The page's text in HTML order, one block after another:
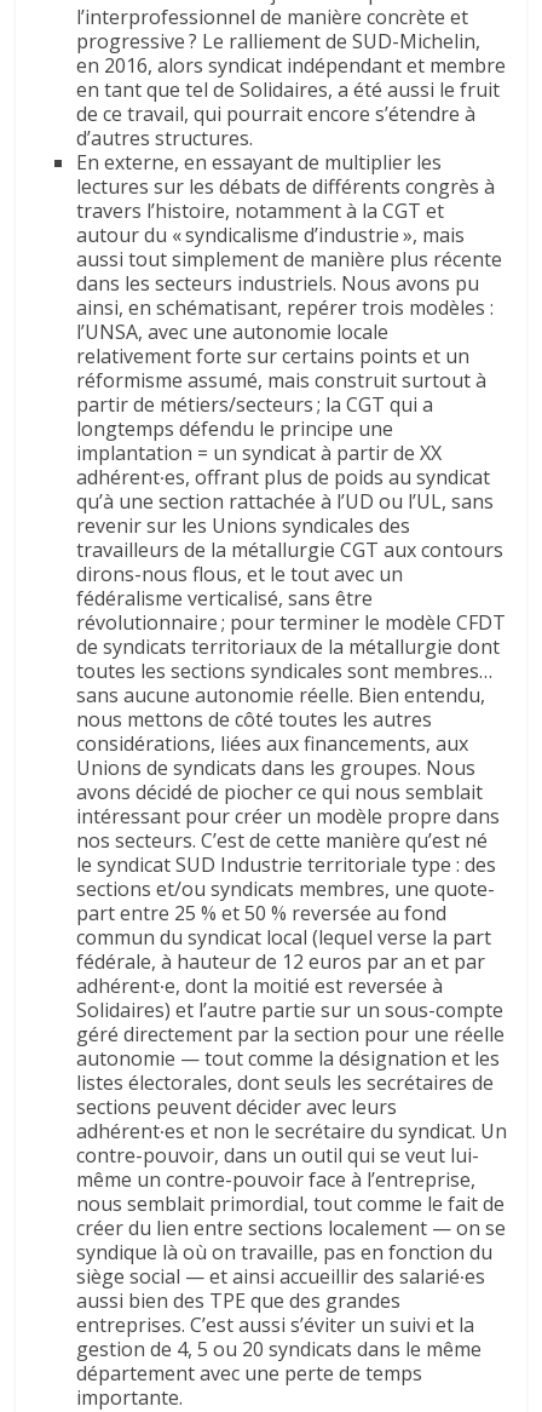
l’interprofessionnel de manière concrète et
progressive ? Le ralliement de SUD-Michelin,
en 2016, alors syndicat indépendant et membre
en tant que tel de Solidaires, a été aussi le fruit
de ce travail, qui pourrait encore s’étendre à
d’autres structures.
En externe, en essayant de multiplier les
lectures sur les débats de différents congrès à
travers l’histoire, notamment à la CGT et
autour du « syndicalisme d’industrie », mais
aussi tout simplement de manière plus récente
dans les secteurs industriels. Nous avons pu
ainsi, en schématisant, repérer trois modèles :
l’UNSA, avec une autonomie locale
relativement forte sur certains points et un
réformisme assumé, mais construit surtout à
partir de métiers/secteurs ; la CGT qui a
longtemps défendu le principe une
implantation = un syndicat à partir de XX
adhérent∙es, offrant plus de poids au syndicat
qu’à une section rattachée à l’UD ou l’UL, sans
revenir sur les Unions syndicales des
travailleurs de la métallurgie CGT aux contours
dirons-nous flous, et le tout avec un
fédéralisme verticalisé, sans être
révolutionnaire ; pour terminer le modèle CFDT
de syndicats territoriaux de la métallurgie dont
toutes les sections syndicales sont membres…
sans aucune autonomie réelle. Bien entendu,
nous mettons de côté toutes les autres
considérations, liées aux financements, aux
Unions de syndicats dans les groupes. Nous
avons décidé de piocher ce qui nous semblait
intéressant pour créer un modèle propre dans
nos secteurs. C’est de cette manière qu’est né
le syndicat SUD Industrie territoriale type : des
sections et/ou syndicats membres, une quote-
part entre 25 % et 50 % reversée au fond
commun du syndicat local (lequel verse la part
fédérale, à hauteur de 12 euros par an et par
adhérent∙e, dont la moitié est reversée à
Solidaires) et l’autre partie sur un sous-compte
géré directement par la section pour une réelle
autonomie — tout comme la désignation et les
listes électorales, dont seuls les secrétaires de
sections peuvent décider avec leurs
adhérent∙es et non le secrétaire du syndicat. Un
contre-pouvoir, dans un outil qui se veut lui-
même un contre-pouvoir face à l’entreprise,
nous semblait primordial, tout comme le fait de
créer du lien entre sections localement — on se
syndique là où on travaille, pas en fonction du
siège social — et ainsi accueillir des salarié∙es
aussi bien des TPE que des grandes
entreprises. C’est aussi s’éviter un suivi et la
gestion de 4, 5 ou 20 syndicats dans le même
département avec une perte de temps
importante.